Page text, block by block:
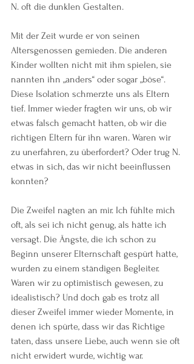
N. oft die dunklen Gestalten.
Mit der Zeit wurde er von seinen
Altersgenossen gemieden. Die anderen
Kinder wollten nicht mit ihm spielen, sie
nannten ihn „anders“ oder sogar „böse“.
Diese Isolation schmerzte uns als Eltern
tief. Immer wieder fragten wir uns, ob wir
etwas falsch gemacht hatten, ob wir die
richtigen Eltern für ihn waren. Waren wir
zu unerfahren, zu überfordert? Oder trug N.
etwas in sich, das wir nicht beeinflussen
konnten?
Die Zweifel nagten an mir. Ich fühlte mich
oft, als sei ich nicht genug, als hätte ich
versagt. Die Ängste, die ich schon zu
Beginn unserer Elternschaft gespürt hatte,
wurden zu einem ständigen Begleiter.
Waren wir zu optimistisch gewesen, zu
idealistisch? Und doch gab es trotz all
dieser Zweifel immer wieder Momente, in
denen ich spürte, dass wir das Richtige
taten, dass unsere Liebe, auch wenn sie oft
nicht erwidert wurde, wichtig war.